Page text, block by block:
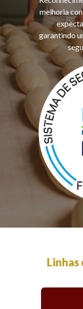
melhoria
garantindo